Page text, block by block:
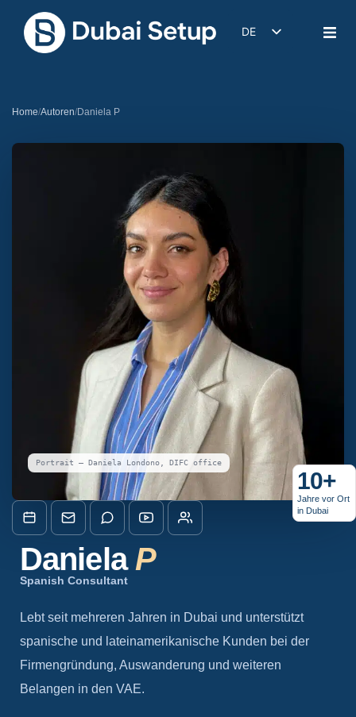
DE
Home/Autoren/Daniela P
Portrait — Daniela Londono, DIFC office
10+
Jahre vor Ort
in Dubai
Daniela P
Spanish Consultant
Lebt seit mehreren Jahren in Dubai und unterstützt
spanische und lateinamerikanische Kunden bei der
Firmengründung, Auswanderung und weiteren
Belangen in den VAE.